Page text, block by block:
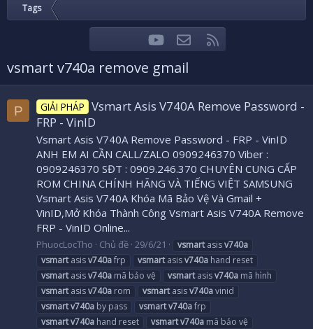
Tags
FacebookTwitteryoutubeLiên hệ
vsmart v740a remove gmail
P GIẢI PHÁP Vsmart Asis V740A Remove Password -
FRP - VinID
Vsmart Asis V740A Remove Password - FRP - VinID
ANH EM AI CẦN CALL/ZALO 0909246370 Viber :
0909246370 SĐT : 0909.246.370 CHUYÊN CUNG CẤP
ROM CHINA CHÍNH HÃNG VÀ TIẾNG VIỆT SAMSUNG
Vsmart Asis V740A Khóa Mã Bảo Vệ Và Gmail +
VinID,Mở Khóa Thành Công Vsmart Asis V740A Remove
FRP - VinID Online...
PhuocLocTho Chủ đề 29/6/21 vsmartasisv740a
vsmartasisv740afrp vsmartasisv740a hand reset
vsmartasisv740a mã bảo vệ vsmartasisv740a mã hình
vsmartasisv740a rom vsmartasisv740avinid
vsmartv740a by pass vsmartv740afrp
vsmartv740a hand reset vsmartv740a mã bảo vệ